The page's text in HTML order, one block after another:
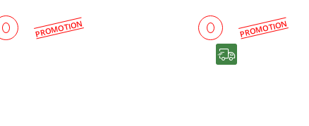
PROMOTION
PROMOTION